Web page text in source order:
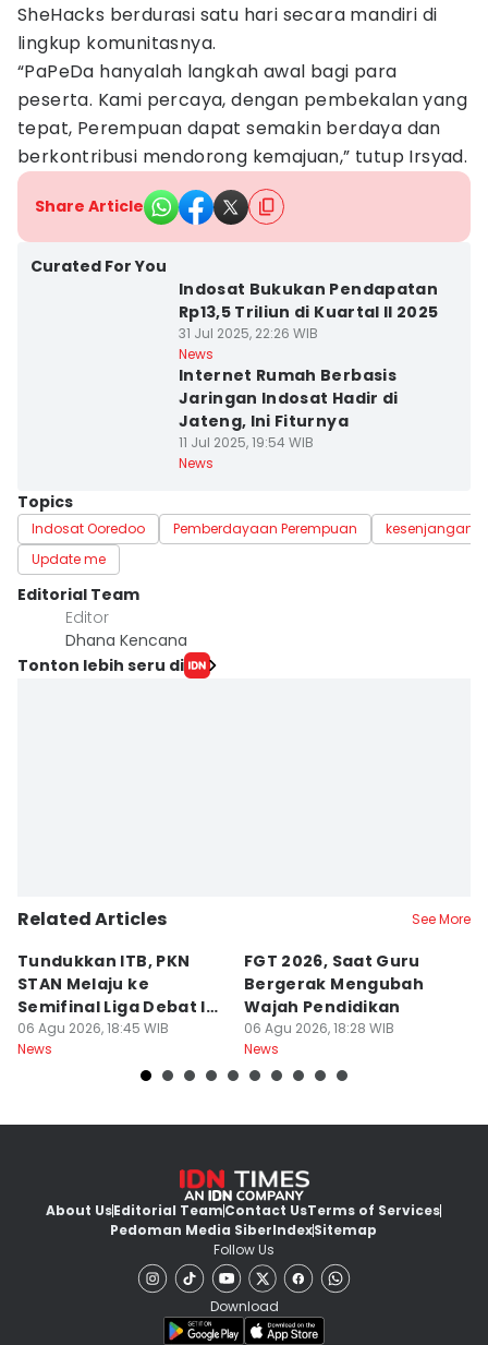
SheHacks berdurasi satu hari secara mandiri di
lingkup komunitasnya.
“PaPeDa hanyalah langkah awal bagi para
peserta. Kami percaya, dengan pembekalan yang
tepat, Perempuan dapat semakin berdaya dan
berkontribusi mendorong kemajuan,” tutup Irsyad.
Share Article
Curated For You
Indosat Bukukan Pendapatan
Rp13,5 Triliun di Kuartal II 2025
31 Jul 2025, 22:26 WIB
News
Internet Rumah Berbasis
Jaringan Indosat Hadir di
Jateng, Ini Fiturnya
11 Jul 2025, 19:54 WIB
News
Topics
Indosat Ooredoo Pemberdayaan Perempuan
kesenjangan
Update me
Editorial Team
Editor
Dhana Kencana
Tonton lebih seru di
Related Articles See More
Tundukkan ITB, PKN
STAN Melaju ke
Semifinal Liga Debat IDN
Times 2026
06 Agu 2026, 18:45 WIB
News
FGT 2026, Saat Guru
Bergerak Mengubah
Wajah Pendidikan
06 Agu 2026, 18:28 WIB
News
About UsEditorial TeamContact UsTerms of Services
Pedoman Media SiberIndexSitemap
Follow Us
Download